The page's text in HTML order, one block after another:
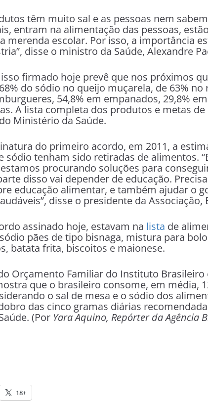
têm muito sal e as pessoas nem
entram na alimentação das pessoas,
merenda escolar. Por isso, a importância
disse o ministro da Saúde, Alexandre
firmado hoje prevê que nos próximos
do sódio no queijo muçarela, de 63%
54,8% em empanados, 29,8%
A lista completa dos produtos e metas
do Ministério da Saúde.
do primeiro acordo, em 2011, a
sódio tenham sido retiradas de alimentos.
procurando soluções para
disso vai depender de educação.
educação alimentar, e também ajudar o
disse o presidente da Associação,
assinado hoje, estavam na lista de
pães de tipo bisnaga, mistura para
batata frita, biscoitos e maionese.
Orçamento Familiar do Instituto Brasileiro
que o brasileiro consome, em média,
o sal de mesa e o sódio dos
das cinco gramas diárias
(Por Yara Aquino, Repórter da Agência
18+